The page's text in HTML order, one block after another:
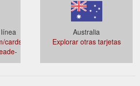
Australia
Explorar otras tarjetas